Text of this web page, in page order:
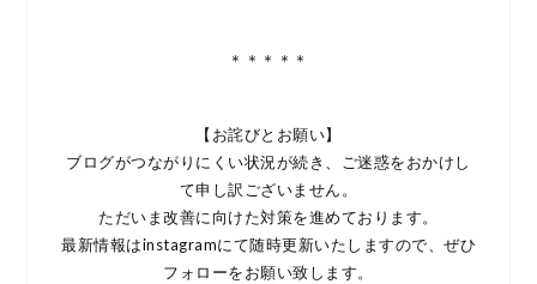
＊＊＊＊＊
【お詫びとお願い】
ブログがつながりにくい状況が続き、ご迷惑をおかけし
て申し訳ございません。
ただいま改善に向けた対策を進めております。
最新情報はinstagramにて随時更新いたしますので、ぜひ
フォローをお願い致します。